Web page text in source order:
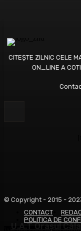
U.A.T Orașul
CITEȘTE ZILNIC CELE
ON_LINE A
© Copyright - 2015 -
CONTACT
POLITICA DE